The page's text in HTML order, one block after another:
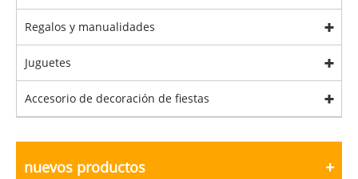
Regalos y manualidades
Juguetes
Accesorio de decoración de fiestas
nuevos productos